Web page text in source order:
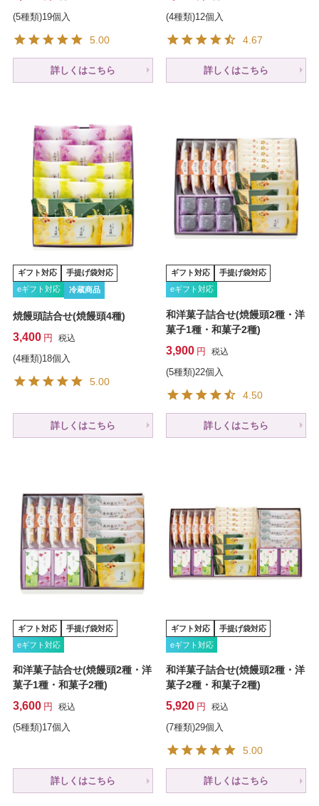
(5種類)19個入
5.00
詳しくはこちら
(4種類)12個入
4.67
詳しくはこちら
ギフト対応
手提げ袋対応
eギフト対応
冷蔵商品
焼饅頭詰合せ(焼饅頭4種)
3,400 税込
(4種類)18個入
5.00
詳しくはこちら
ギフト対応
手提げ袋対応
eギフト対応
和洋菓子詰合せ(焼饅頭2種・洋
菓子1種・和菓子2種)
3,900 税込
(5種類)22個入
4.50
詳しくはこちら
ギフト対応
手提げ袋対応
eギフト対応
和洋菓子詰合せ(焼饅頭2種・洋
菓子1種・和菓子2種)
3,600 税込
(5種類)17個入
詳しくはこちら
ギフト対応
手提げ袋対応
eギフト対応
和洋菓子詰合せ(焼饅頭2種・洋
菓子2種・和菓子2種)
5,920 税込
(7種類)29個入
5.00
詳しくはこちら